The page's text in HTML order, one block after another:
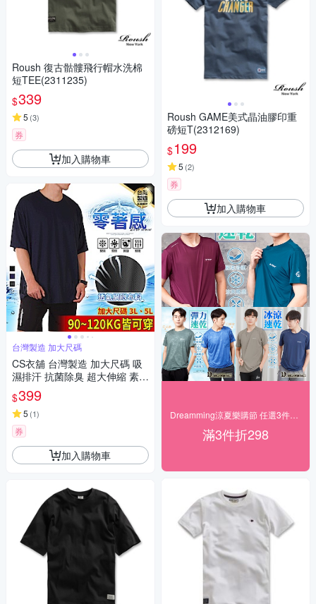
Roush 復古骷髏飛行帽水洗棉
短TEE(2311235)
$339
5 (3)
券
加入購物車
台灣製造 加大尺碼
CS衣舖 台灣製造 加大尺碼 吸
濕排汗 抗菌除臭 超大伸縮 素面
短TEE
$399
5 (1)
券
加入購物車
Roush GAME美式晶油膠印重
磅短T(2312169)
$199
5 (2)
券
加入購物車
滿3件折298